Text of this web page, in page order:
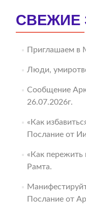
СВЕЖИЕ
Приглашаем в
Люди,
Сообщение
26.07.2026г.
«Как
Послание от
«Как пережить
Рамта.
Послание от